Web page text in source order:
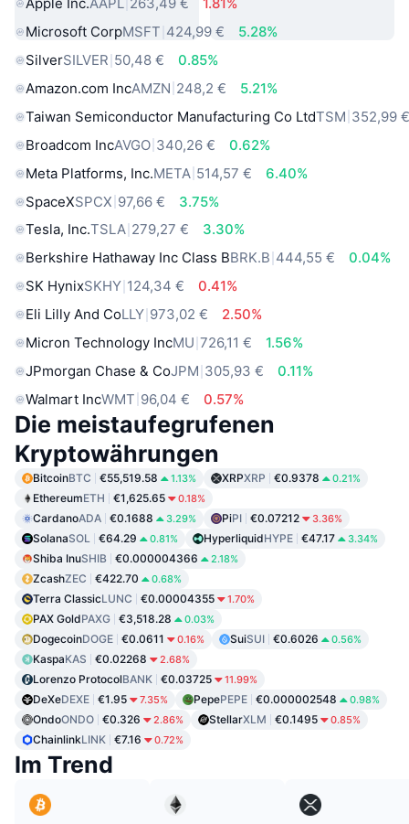
Microsoft CorpMSFT 424,99 €
5.28%
SilverSILVER 50,48 €
0.85%
Amazon.com IncAMZN 248,2 €
5.21%
Taiwan Semiconductor Manufacturing Co LtdTSM 352,99
Broadcom IncAVGO 340,26 €
0.62%
Meta Platforms, Inc.META 514,57 €
6.40%
SpaceXSPCX 97,66 €
3.75%
Tesla, Inc.TSLA 279,27 €
3.30%
Berkshire Hathaway Inc Class BBRK.B 444,55 €
0.04%
SK HynixSKHY 124,34 €
0.41%
Eli Lilly And CoLLY 973,02 €
2.50%
Micron Technology IncMU 726,11 €
1.56%
JPmorgan Chase & CoJPM 305,93 €
0.11%
Walmart IncWMT 96,04 € 0.57%
Die meistaufegrufenen
Kryptowährungen
BitcoinBTC €55,519.58 1.13% XRPXRP €0.9378 0.21%
EthereumETH €1,625.65 0.18%
CardanoADA €0.1688 3.29% PiPI €0.07212 3.36%
SolanaSOL €64.29 0.81% HyperliquidHYPE €47.17 3.34%
Shiba InuSHIB €0.000004366 2.18%
ZcashZEC €422.70 0.68%
Terra ClassicLUNC €0.00004355 1.70%
PAX GoldPAXG €3,518.28 0.03%
DogecoinDOGE €0.0611 0.16% SuiSUI €0.6026 0.56%
KaspaKAS €0.02268 2.68%
Lorenzo ProtocolBANK €0.03725 11.99%
DeXeDEXE €1.95 7.35% PepePEPE €0.000002548 0.98%
OndoONDO €0.326 2.86% StellarXLM €0.1495 0.85%
ChainlinkLINK €7.16 0.72%
Im Trend